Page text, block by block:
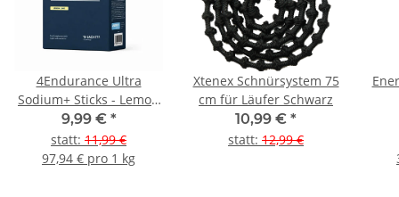
4Endurance Ultra
Sodium+ Sticks - Lemon
Lime
9,99 € *
statt: 11,99 €
97,94 € pro 1 kg
Xtenex Schnürsystem 75
cm für Läufer Schwarz
10,99 € *
statt: 12,99 €